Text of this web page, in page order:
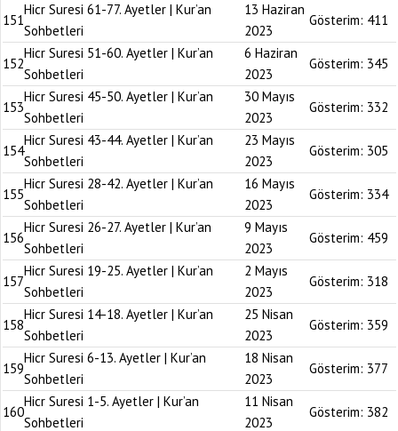
151
Hicr Suresi 61-77. Ayetler | Kur’an
Sohbetleri
13 Haziran
2023
Gösterim: 411
152
Hicr Suresi 51-60. Ayetler | Kur’an
Sohbetleri
6 Haziran
2023
Gösterim: 345
153
Hicr Suresi 45-50. Ayetler | Kur’an
Sohbetleri
30 Mayıs
2023
Gösterim: 332
154
Hicr Suresi 43-44. Ayetler | Kur’an
Sohbetleri
23 Mayıs
2023
Gösterim: 305
155
Hicr Suresi 28-42. Ayetler | Kur’an
Sohbetleri
16 Mayıs
2023
Gösterim: 334
156
Hicr Suresi 26-27. Ayetler | Kur’an
Sohbetleri
9 Mayıs
2023
Gösterim: 459
157
Hicr Suresi 19-25. Ayetler | Kur’an
Sohbetleri
2 Mayıs
2023
Gösterim: 318
158
Hicr Suresi 14-18. Ayetler | Kur’an
Sohbetleri
25 Nisan
2023
Gösterim: 359
159
Hicr Suresi 6-13. Ayetler | Kur’an
Sohbetleri
18 Nisan
2023
Gösterim: 377
160
Hicr Suresi 1-5. Ayetler | Kur’an
Sohbetleri
11 Nisan
2023
Gösterim: 382